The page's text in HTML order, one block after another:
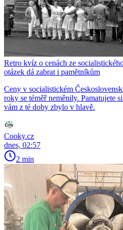
Retro kvíz o cenách ze
otázek dá zabrat i pamětníkům
Ceny v socialistickém
roky se téměř neměnily. Pamatujete
vám z té doby zbylo v hlavě.
Cooky.cz
dnes, 02:57
2 min